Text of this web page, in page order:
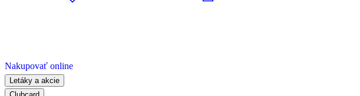
Nakupovať online
Letáky a akcie